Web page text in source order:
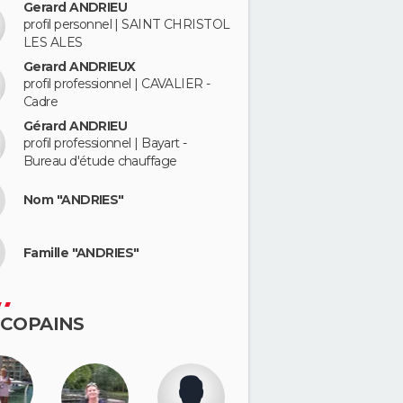
Gerard ANDRIEU
profil personnel | SAINT CHRISTOL
LES ALES
Gerard ANDRIEUX
profil professionnel | CAVALIER -
Cadre
Gérard ANDRIEU
profil professionnel | Bayart -
Bureau d'étude chauffage
Nom "ANDRIES"
Famille "ANDRIES"